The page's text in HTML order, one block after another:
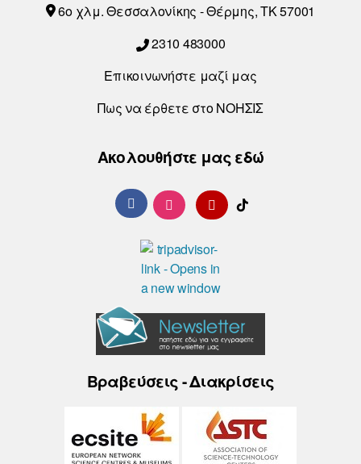
6o χλμ. Θεσσαλονίκης - Θέρμης, ΤΚ 57001
2310 483000
Επικοινωνήστε μαζί μας
Πως να έρθετε στο ΝΟΗΣΙΣ
Ακολουθήστε μας εδώ
Βραβεύσεις - Διακρίσεις